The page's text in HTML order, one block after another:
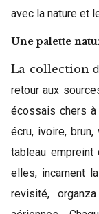
avec la nature et
Une palette
La collection
retour aux
écossais chers à
écru, ivoire,
tableau
elles, incarnent
revisité,